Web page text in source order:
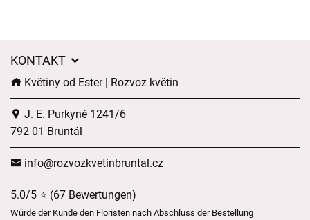
KONTAKT
Květiny od Ester | Rozvoz květin
J. E. Purkyně 1241/6
792 01 Bruntál
info@rozvozkvetinbruntal.cz
5.0/5 ⭐ (67 Bewertungen)
Würde der Kunde den Floristen nach Abschluss der Bestellung